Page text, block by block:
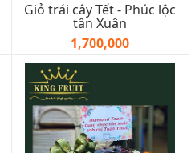
Giỏ trái cây Tết - Phúc lộc
tân Xuân
1,700,000